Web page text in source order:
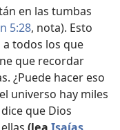
en las tumbas
5:28, nota). Esto
todos los que
que recordar
¿Puede hacer eso
universo hay miles
que Dios